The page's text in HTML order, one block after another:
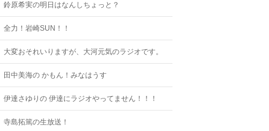
鈴原希実の明日はなんしちょっと？
全力！岩崎SUN！！
大変おそれいりますが、大河元気のラジオです。
田中美海の かもん！みなはうす
伊達さゆりの 伊達にラジオやってません！！！
寺島拓篤の生放送！